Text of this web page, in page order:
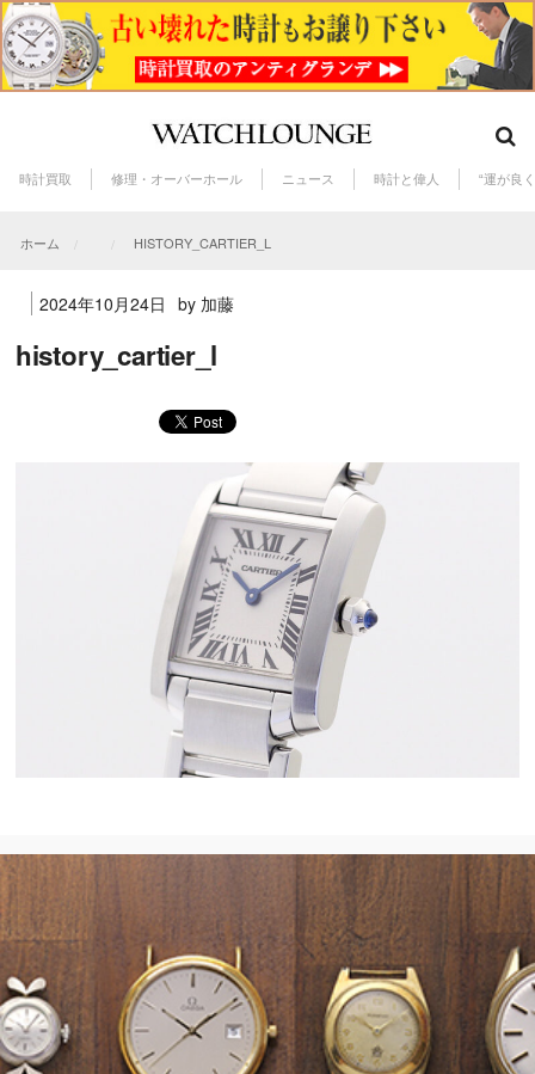
時計買取 修理・オーバーホール ニュース 時計と偉人 “運が良
ホーム HISTORY_CARTIER_L
2024年10月24日 by 加藤
history_cartier_l